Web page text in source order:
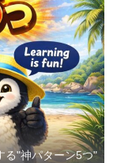
る"神パターン5つ"